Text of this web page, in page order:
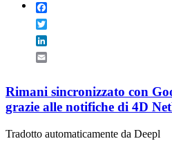
Rimani sincronizzato con
grazie alle notifiche di 4D
Tradotto automaticamente da Deepl